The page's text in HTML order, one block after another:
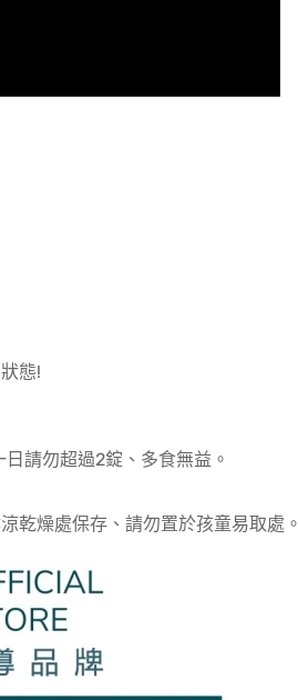
態!
請勿超過2錠、多食無益。
乾燥處保存、請勿置於孩童易取處。